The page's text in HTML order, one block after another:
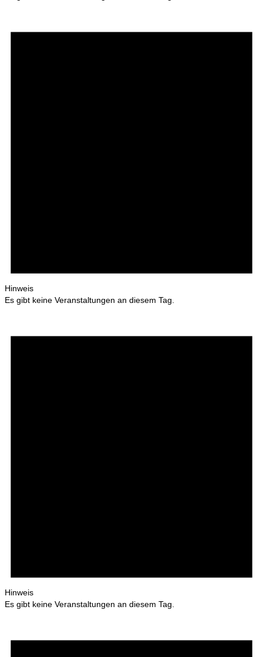
Hinweis
Es gibt keine Veranstaltungen an diesem Tag.
Hinweis
Es gibt keine Veranstaltungen an diesem Tag.